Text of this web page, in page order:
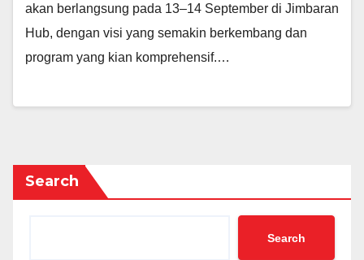
akan berlangsung pada 13–14 September di Jimbaran
Hub, dengan visi yang semakin berkembang dan
program yang kian komprehensif.…
Search
Search